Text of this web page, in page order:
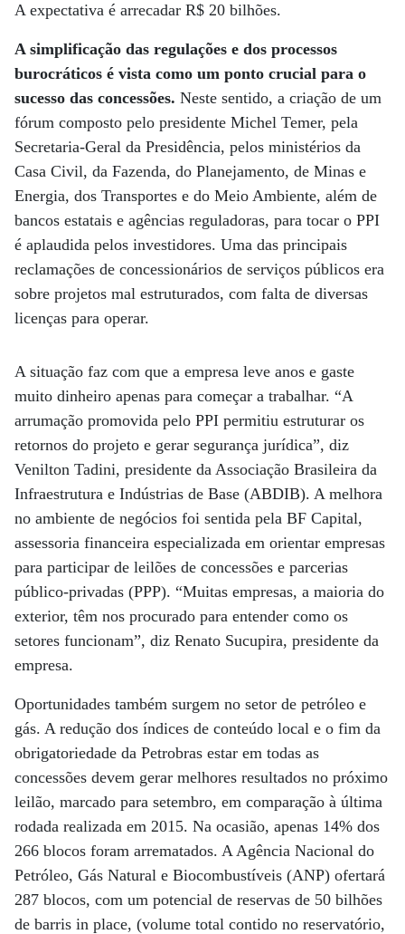
A expectativa é arrecadar R$ 20 bilhões.
A simplificação das regulações e dos processos
burocráticos é vista como um ponto crucial para o
sucesso das concessões. Neste sentido, a criação de um
fórum composto pelo presidente Michel Temer, pela
Secretaria-Geral da Presidência, pelos ministérios da
Casa Civil, da Fazenda, do Planejamento, de Minas e
Energia, dos Transportes e do Meio Ambiente, além de
bancos estatais e agências reguladoras, para tocar o PPI
é aplaudida pelos investidores. Uma das principais
reclamações de concessionários de serviços públicos era
sobre projetos mal estruturados, com falta de diversas
licenças para operar.
A situação faz com que a empresa leve anos e gaste
muito dinheiro apenas para começar a trabalhar. “A
arrumação promovida pelo PPI permitiu estruturar os
retornos do projeto e gerar segurança jurídica”, diz
Venilton Tadini, presidente da Associação Brasileira da
Infraestrutura e Indústrias de Base (ABDIB). A melhora
no ambiente de negócios foi sentida pela BF Capital,
assessoria financeira especializada em orientar empresas
para participar de leilões de concessões e parcerias
público-privadas (PPP). “Muitas empresas, a maioria do
exterior, têm nos procurado para entender como os
setores funcionam”, diz Renato Sucupira, presidente da
empresa.
Oportunidades também surgem no setor de petróleo e
gás. A redução dos índices de conteúdo local e o fim da
obrigatoriedade da Petrobras estar em todas as
concessões devem gerar melhores resultados no próximo
leilão, marcado para setembro, em comparação à última
rodada realizada em 2015. Na ocasião, apenas 14% dos
266 blocos foram arrematados. A Agência Nacional do
Petróleo, Gás Natural e Biocombustíveis (ANP) ofertará
287 blocos, com um potencial de reservas de 50 bilhões
de barris in place, (volume total contido no reservatório,